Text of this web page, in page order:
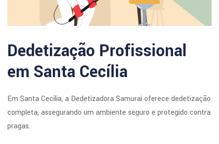
Dedetização Profissional
em Santa Cecília
Em Santa Cecília, a Dedetizadora Samurai oferece dedetização
completa, assegurando um ambiente seguro e protegido contra
pragas.